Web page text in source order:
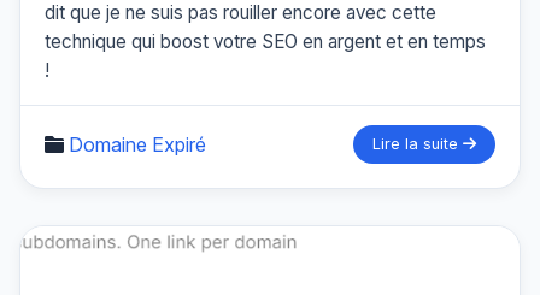
dit que je ne suis pas rouiller encore avec cette
technique qui boost votre SEO en argent et en temps
!
Domaine Expiré Lire la suite